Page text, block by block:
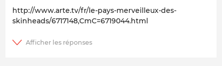
http://www.arte.tv/fr/le-pays-merveilleux-des-
skinheads/6717148,CmC=6719044.html